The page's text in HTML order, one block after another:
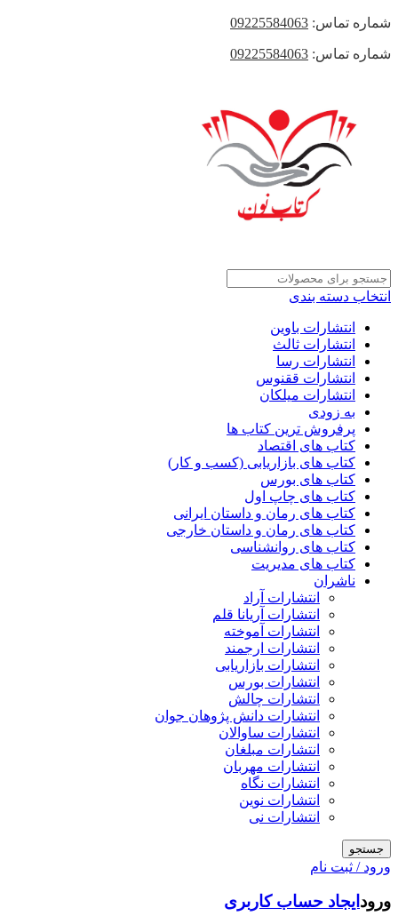
شماره تماس: 09225584063
شماره تماس: 09225584063
انتخاب دسته بندی
انتشارات باوین
انتشارات ثالث
انتشارات رسا
انتشارات ققنوس
انتشارات میلکان
به زودی
پرفروش ترین کتاب ها
کتاب های اقتصاد
کتاب های بازاریابی (کسب و کار)
کتاب های بورس
کتاب های چاپ اول
کتاب های رمان و داستان ایرانی
کتاب های رمان و داستان خارجی
کتاب های روانشناسی
کتاب های مدیریت
ناشران
انتشارات آراد
انتشارات آریانا قلم
انتشارات آموخته
انتشارات ارجمند
انتشارات بازاریابی
انتشارات بورس
انتشارات چالش
انتشارات دانش پژوهان جوان
انتشارات ساوالان
انتشارات مبلغان
انتشارات مهربان
انتشارات نگاه
انتشارات نوین
انتشارات نی
جستجو
ورود / ثبت نام
ورود ایجاد حساب کاربری